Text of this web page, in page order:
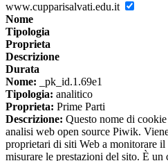
www.cupparisalvati.edu.it
Nome
Tipologia
Proprieta
Descrizione
Durata
Nome: _pk_id.1.69e1
Tipologia: analitico
Proprieta: Prime Parti
Descrizione: Questo nome di
analisi web open source Piwik.
proprietari di siti Web a monitorare
misurare le prestazioni del sito. È